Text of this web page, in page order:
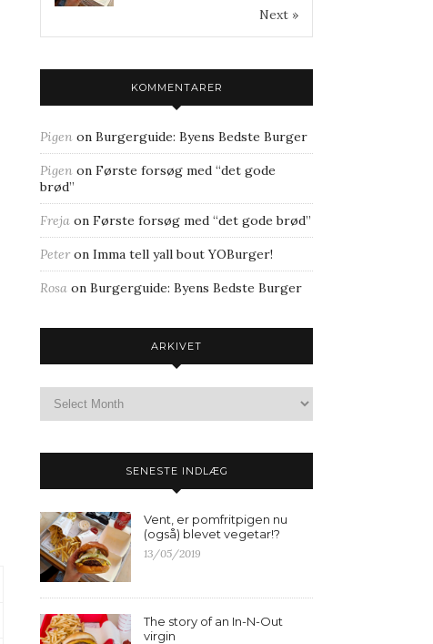
Next »
KOMMENTARER
Pigen on Burgerguide: Byens Bedste Burger
Pigen on Første forsøg med “det gode
brød”
Freja on Første forsøg med “det gode brød”
Peteron Imma tell yall bout YOBurger!
Rosa on Burgerguide: Byens Bedste Burger
ARKIVET
SENESTE INDLÆG
Vent, er pomfritpigen nu
(også) blevet vegetar!?
13/05/2019
The story of an In-N-Out
virgin